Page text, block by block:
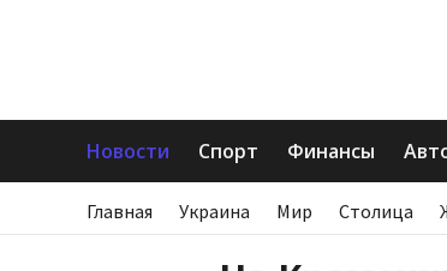
Новости Спорт Финансы
Главная Украина Мир Столица